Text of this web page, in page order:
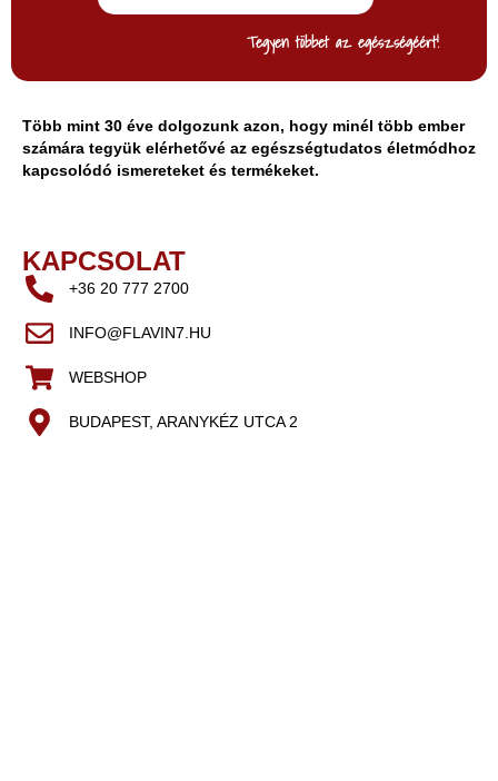
Tegyen többet az egészségéért!
Több mint 30 éve dolgozunk azon, hogy minél több ember
számára tegyük elérhetővé az egészségtudatos életmódhoz
kapcsolódó ismereteket és termékeket.
KAPCSOLAT
+36 20 777 2700
INFO@FLAVIN7.HU
WEBSHOP
BUDAPEST, ARANYKÉZ UTCA 2